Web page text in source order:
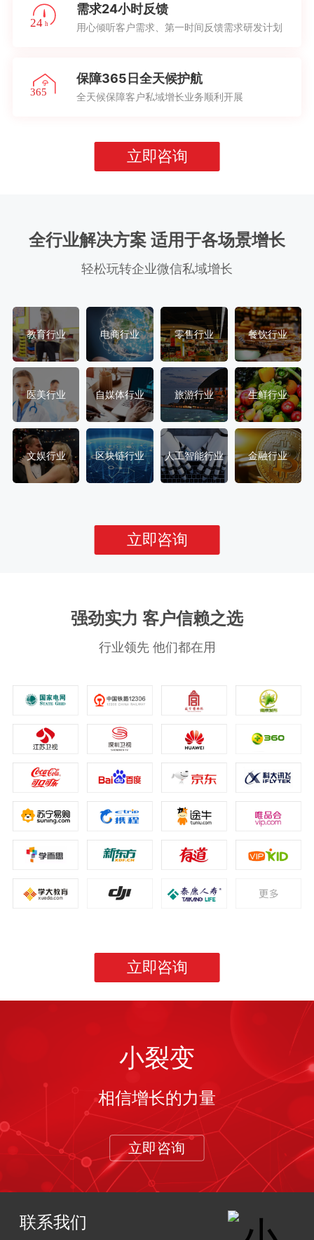
需求24小时反馈
用心倾听客户需求、第一时间反馈需求研发计划
保障365日全天候护航
全天候保障客户私域增长业务顺利开展
立即咨询
全行业解决方案 适用于各场景增长
轻松玩转企业微信私域增长
教育行业 电商行业 零售行业 餐饮行业
医美行业 自媒体行业 旅游行业 生鲜行业
文娱行业 区块链行业 人工智能行业 金融行业
立即咨询
强劲实力 客户信赖之选
行业领先 他们都在用
立即咨询
小裂变
相信增长的力量
立即咨询
联系我们